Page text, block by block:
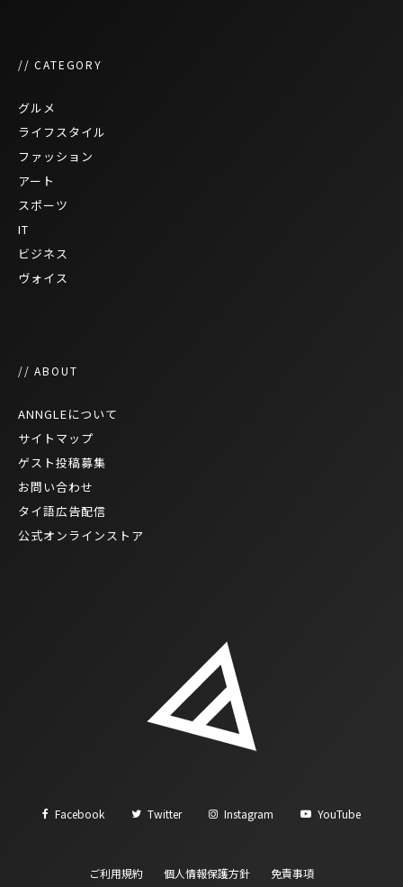
// CATEGORY
グルメ
ライフスタイル
ファッション
アート
スポーツ
IT
ビジネス
ヴォイス
// ABOUT
ANNGLEについて
サイトマップ
ゲスト投稿募集
お問い合わせ
タイ語広告配信
公式オンラインストア
Facebook Twitter Instagram YouTube
ご利用規約 個人情報保護方針 免責事項